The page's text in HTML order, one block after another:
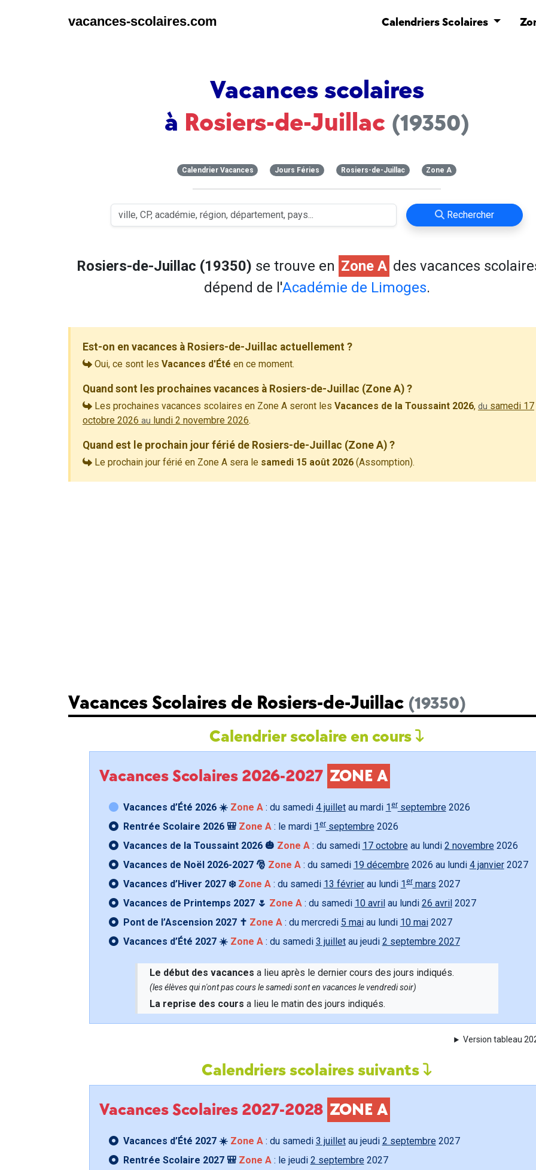
vacances-scolaires.com Calendriers Scolaires
Vacances scolaires
à Rosiers-de-Juillac (19350)
Calendrier Vacances Jours Féries Rosiers-de-Juillac Zone A
Rechercher
Rosiers-de-Juillac (19350) se trouve en Zone A des vacances
dépend de l'Académie de Limoges.
Est-on en vacances à Rosiers-de-Juillac actuellement ?
Oui, ce sont les Vacances d'Été en ce moment.
Quand sont les prochaines vacances à Rosiers-de-Juillac (Zone A) ?
Les prochaines vacances scolaires en Zone A seront les Vacances de la Toussaint 2026, du samedi 17
octobre 2026 au lundi 2 novembre 2026.
Quand est le prochain jour férié de Rosiers-de-Juillac (Zone A) ?
Le prochain jour férié en Zone A sera le samedi 15 août 2026 (Assomption).
Vacances Scolaires de Rosiers-de-Juillac (19350)
Calendrier scolaire en cours
Vacances Scolaires 2026-2027 ZONE A
Vacances d’Été 2026 ☀️ Zone A: du samedi 4 juilletau mardi 1 erseptembre 2026
Rentrée Scolaire 2026 🎒 Zone A: le mardi 1erseptembre 2026
Vacances de la Toussaint 2026 🎃 Zone A: du samedi 17 octobre au lundi 2 novembre 2026
Vacances de Noël 2026-2027 🎅 Zone A: du samedi 19 décembre 2026 au lundi 4 janvier2027
Vacances d’Hiver 2027 ❄️ Zone A: du samedi 13 févrierau lundi 1ermars 2027
Vacances de Printemps 2027 🌷 Zone A: du samedi 10 avril au lundi 26 avril 2027
Pont de l’Ascension 2027 ✝️ Zone A: du mercredi 5 maiau lundi 10 mai2027
Vacances d’Été 2027 ☀️ Zone A: du samedi 3 juilletau jeudi 2 septembre 2027
Le début des vacances a lieu après le dernier cours des jours indiqués.
(les élèves qui n'ont pas cours le samedi sont en vacances le vendredi soir)
La reprise des cours a lieu le matin des jours indiqués.
Version tableau
Calendriers scolaires suivants
Vacances Scolaires 2027-2028 ZONE A
Vacances d’Été 2027 ☀️ Zone A: du samedi 3 juilletau jeudi 2 septembre 2027
Rentrée Scolaire 2027 🎒 Zone A: le jeudi 2 septembre 2027